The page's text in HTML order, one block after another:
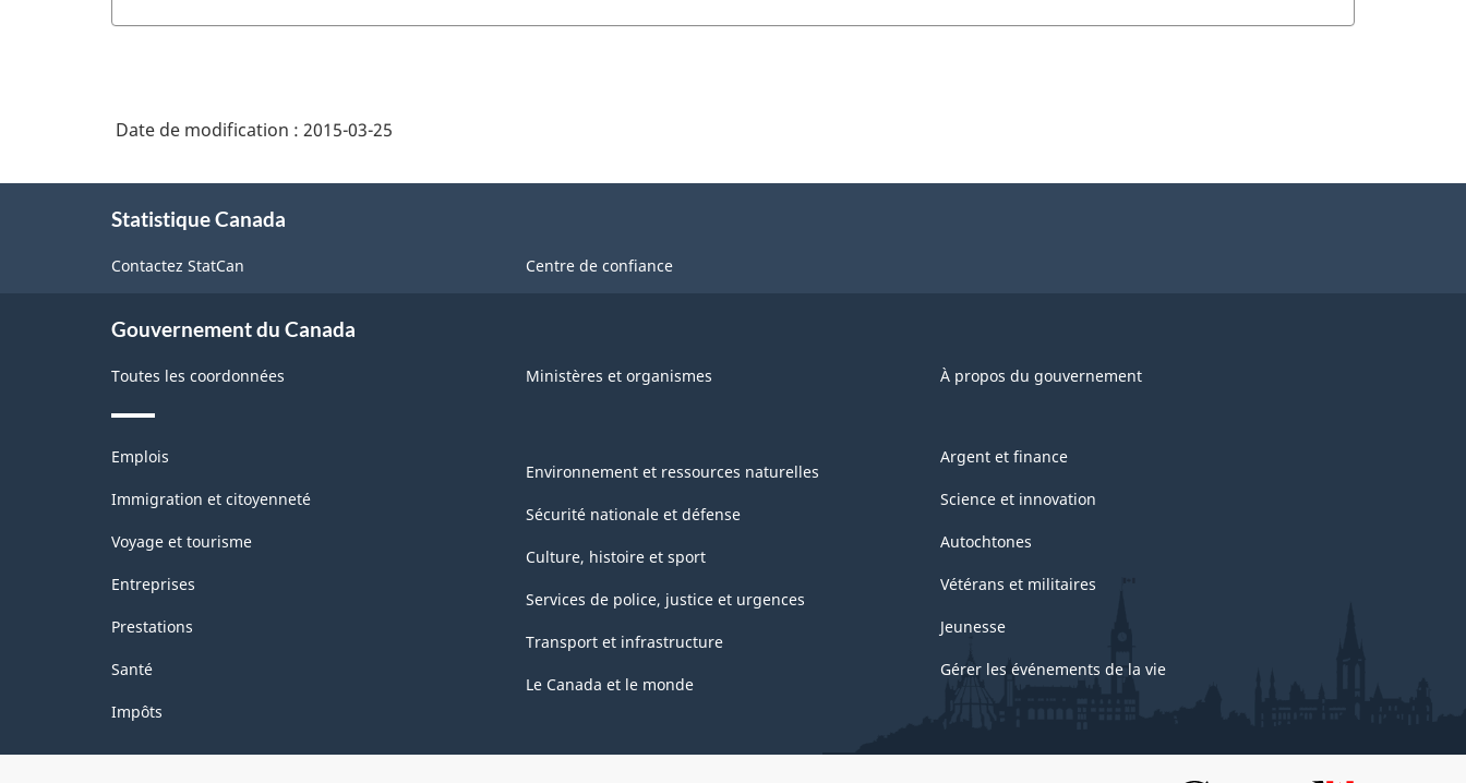
Date de modification : 2015-03-25
Statistique Canada
Contactez StatCan Centre de confiance
Gouvernement du Canada
Toutes les coordonnées Ministères et organismes À propos du gouvernement
Thèmes
sujets
Emplois
Immigration et citoyenneté
Voyage et tourisme
Entreprises
Prestations
Santé
Impôts
Environnement et ressources naturelles
Sécurité nationale et défense
Culture, histoire et sport
Services de police, justice et urgences
Transport et infrastructure
Le Canada et le monde
Argent et finance
Science et innovation
Autochtones
Vétérans et militaires
Jeunesse
Gérer les événements de la vie